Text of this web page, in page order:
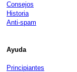
Consejos
Historia
Anti-spam
Ayuda
Principiantes